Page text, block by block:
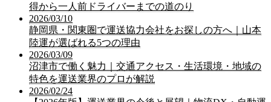
得から一人前ドライバーまでの道のり
2026/03/10
静岡県・関東圏で運送協力会社をお探しの方へ｜山本
陸運が選ばれる5つの理由
2026/03/09
沼津市で働く魅力｜交通アクセス・生活環境・地域の
特色を運送業界のプロが解説
2026/02/24